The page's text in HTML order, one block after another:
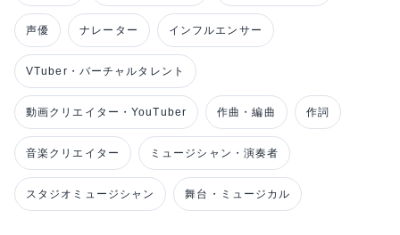
声優 ナレーター インフルエンサー
VTuber・バーチャルタレント
動画クリエイター・YouTuber 作曲・編曲 作詞
音楽クリエイター ミュージシャン・演奏者
スタジオミュージシャン 舞台・ミュージカル